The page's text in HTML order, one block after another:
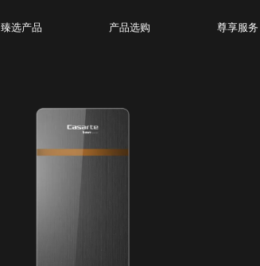
臻选产品 产品选购 尊享服务